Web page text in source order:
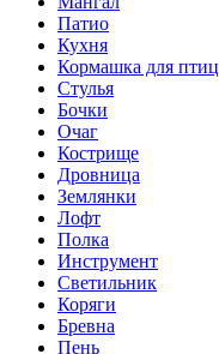
Патио
Кухня
Кормашка для птиц
Стулья
Бочки
Очаг
Кострище
Дровница
Землянки
Лофт
Полка
Инструмент
Светильник
Коряги
Бревна
Пень